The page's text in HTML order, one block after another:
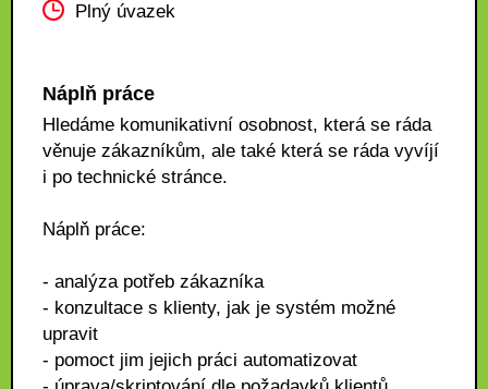
Plný úvazek
Náplň práce
Hledáme komunikativní osobnost, která se ráda
věnuje zákazníkům, ale také která se ráda vyvíjí
i po technické stránce.
Náplň práce:
- analýza potřeb zákazníka
- konzultace s klienty, jak je systém možné
upravit
- pomoct jim jejich práci automatizovat